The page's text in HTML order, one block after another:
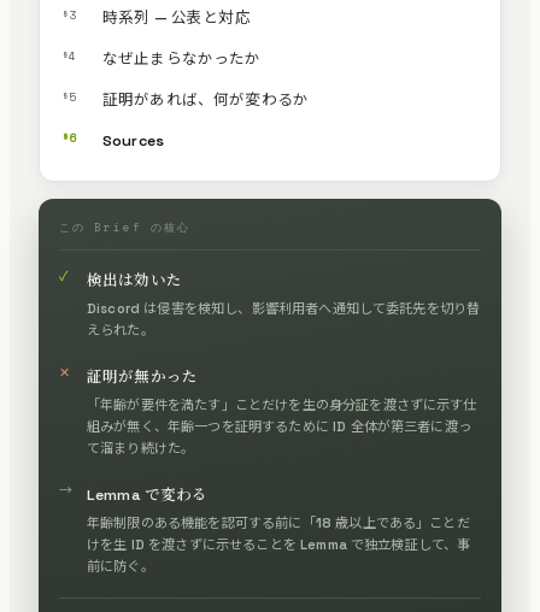
§3 時系列 — 公表と対応
§4 なぜ止まらなかったか
§5 証明があれば、何が変わるか
§6 Sources
この Brief の核心
✓ 検出は効いた
Discord は侵害を検知し、影響利用者へ通知して委託先を切り替
えられた。
✕ 証明が無かった
「年齢が要件を満たす」ことだけを生の身分証を渡さずに示す仕
組みが無く、年齢一つを証明するために ID 全体が第三者に渡っ
て溜まり続けた。
→ Lemma で変わる
年齢制限のある機能を認可する前に「18 歳以上である」ことだ
けを生 ID を渡さずに示せることを Lemma で独立検証して、事
前に防ぐ。